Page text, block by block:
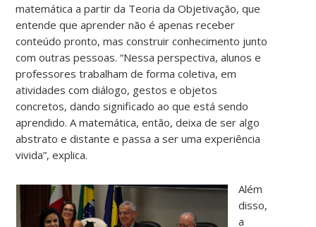
matemática a partir da Teoria da Objetivação, que
entende que aprender não é apenas receber
conteúdo pronto, mas construir conhecimento junto
com outras pessoas. “Nessa perspectiva, alunos e
professores trabalham de forma coletiva, em
atividades com diálogo, gestos e objetos
concretos, dando significado ao que está sendo
aprendido. A matemática, então, deixa de ser algo
abstrato e distante e passa a ser uma experiência
vivida”, explica.
Além
disso,
a